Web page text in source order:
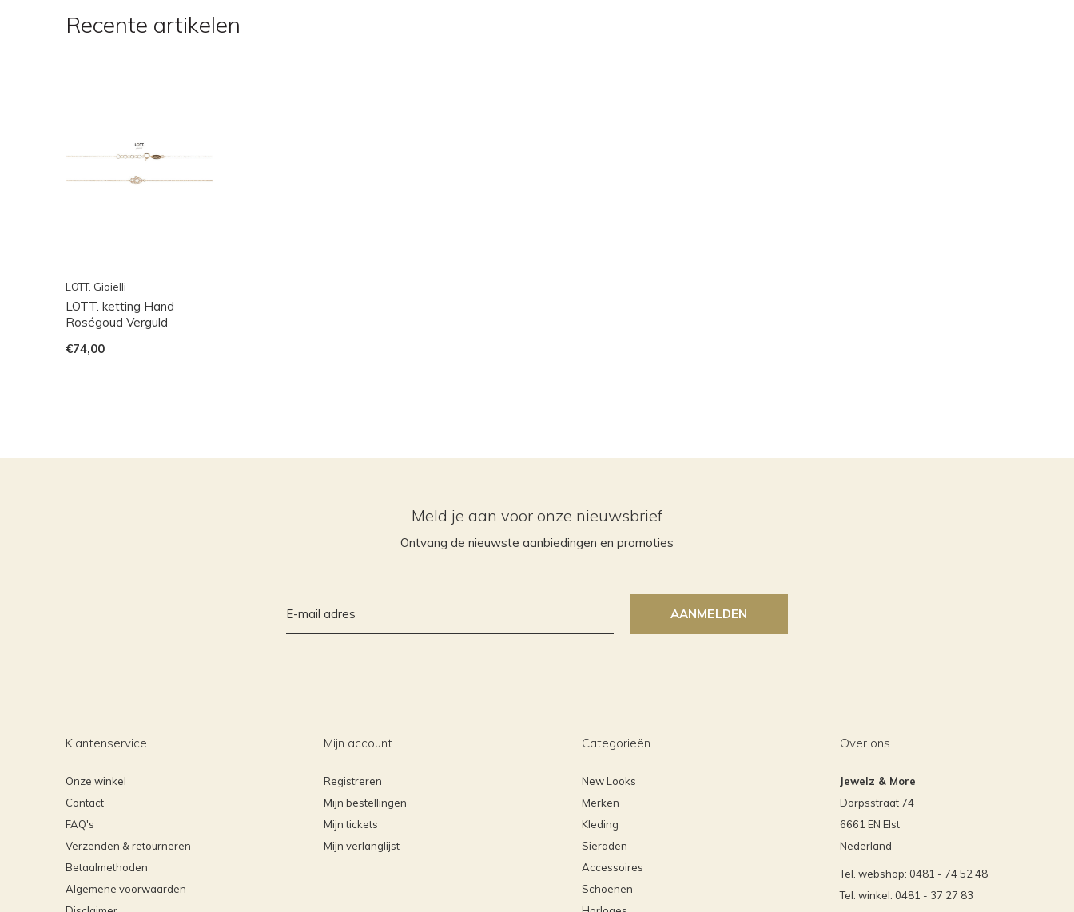
Recente artikelen
LOTT. Gioielli
LOTT. ketting Hand
Roségoud Verguld
€74,00
Meld je aan voor onze nieuwsbrief
Ontvang de nieuwste aanbiedingen en promoties
AANMELDEN
Klantenservice
Onze winkel
Contact
FAQ's
Verzenden & retourneren
Betaalmethoden
Algemene voorwaarden
Mijn account
Registreren
Mijn bestellingen
Mijn tickets
Mijn verlanglijst
Categorieën
New Looks
Merken
Kleding
Sieraden
Accessoires
Schoenen
Over ons
Jewelz & More
Dorpsstraat 74
6661 EN Elst
Nederland
Tel. webshop: 0481 - 74 52 48
Tel. winkel: 0481 - 37 27 83